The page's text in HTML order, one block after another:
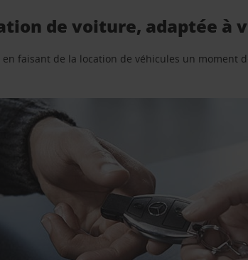
de voiture, adaptée à
faisant de la location de véhicules un